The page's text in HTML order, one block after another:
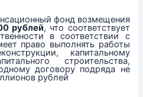
фонд возмещения
рублей, что соответствует
в соответствии с
право выполнять работы
капитальному
строительства,
договору подряда не
рублей